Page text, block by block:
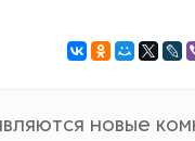
новые